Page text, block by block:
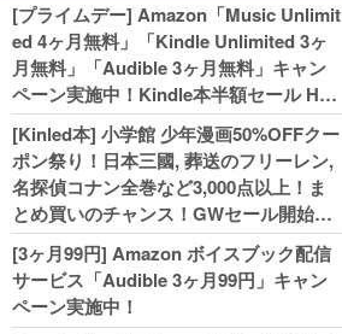
[プライムデー] Amazon「Music Unlimit
ed 4ヶ月無料」「Kindle Unlimited 3ヶ
月無料」「Audible 3ヶ月無料」キャン
ペーン実施中！Kindle本半額セール HU
NTER×HUNTERなど集英社、無職転生,
幼女戦記などKADOKAWA、キャプテン
翼100円セールも！
[Kinled本] 小学館 少年漫画50%OFFクー
ポン祭り！日本三國, 葬送のフリーレン,
名探偵コナン全巻など3,000点以上！ま
とめ買いのチャンス！GWセール開始！
人気コミック多数 カドカワ祭やIT関連本
がセールに！
[3ヶ月99円] Amazon ボイスブック配信
サービス「Audible 3ヶ月99円」キャン
ペーン実施中！